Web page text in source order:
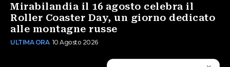
Mirabilandia il 16 agosto celebra il
Roller Coaster Day, un giorno dedicato
alle montagne russe
ULTIMA ORA 10 Agosto 2026